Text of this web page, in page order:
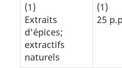
(1)
Extraits
d'épices;
extractifs
naturels
(1)
25